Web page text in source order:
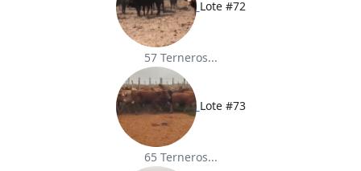
Lote #72
57 Terneros...
Lote #73
65 Terneros...